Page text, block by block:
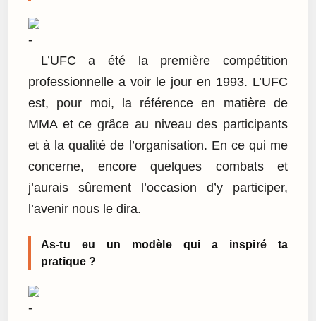
L’UFC a été la première compétition
professionnelle a voir le jour en 1993. L’UFC
est, pour moi, la référence en matière de
MMA et ce grâce au niveau des participants
et à la qualité de l’organisation. En ce qui me
concerne, encore quelques combats et
j’aurais sûrement l’occasion d’y participer,
l’avenir nous le dira.
As-tu eu un modèle qui a inspiré ta
pratique ?